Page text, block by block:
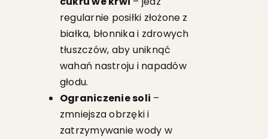
regularnie posiłki złożone z
białka, błonnika i zdrowych
tłuszczów, aby uniknąć
wahań nastroju i napadów
głodu.
Ograniczenie soli –
zmniejsza obrzęki i
zatrzymywanie wody w